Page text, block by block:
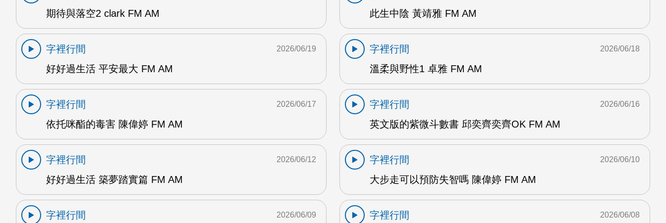
期待與落空2 clark FM AM
此生中陰 黃靖雅 FM AM
字裡行間
好好過生活 平安最大 FM AM
2026/06/19
字裡行間
溫柔與野性1 卓雅 FM AM
2026/06/18
字裡行間
依托咪酯的毒害 陳偉婷 FM AM
2026/06/17
字裡行間
英文版的紫微斗數書 邱奕齊奕齊OK FM AM
2026/06/16
字裡行間
好好過生活 築夢踏實篇 FM AM
2026/06/12
字裡行間
大步走可以預防失智嗎 陳偉婷 FM AM
2026/06/10
字裡行間
2026/06/09
字裡行間
2026/06/08